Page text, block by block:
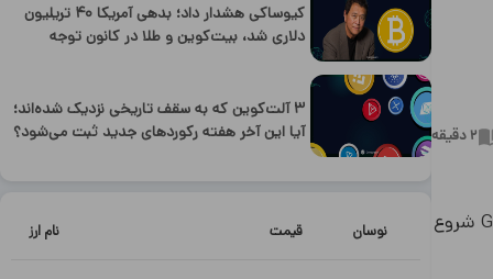
کیوساکی هشدار داد؛ بدهی آمریکا ۴۰ تریلیون
دلاری شد، بیت‌کوین و طلا در کانون توجه
۳ آلت‌کوین که به سقف تاریخی نزدیک شده‌اند؛
آیا این آخر هفته رکوردهای جدید ثبت می‌شود؟
نوسان قیمت نام ارز
2دقیقه
در روزهای اخیر، بازار ارز دیجیتال شاهد فشار فروش قابل توجهی بوده است. پس از اینکه سرمایه‌گذاران صندوق سرمایه‌گذاری Grayscale شروع